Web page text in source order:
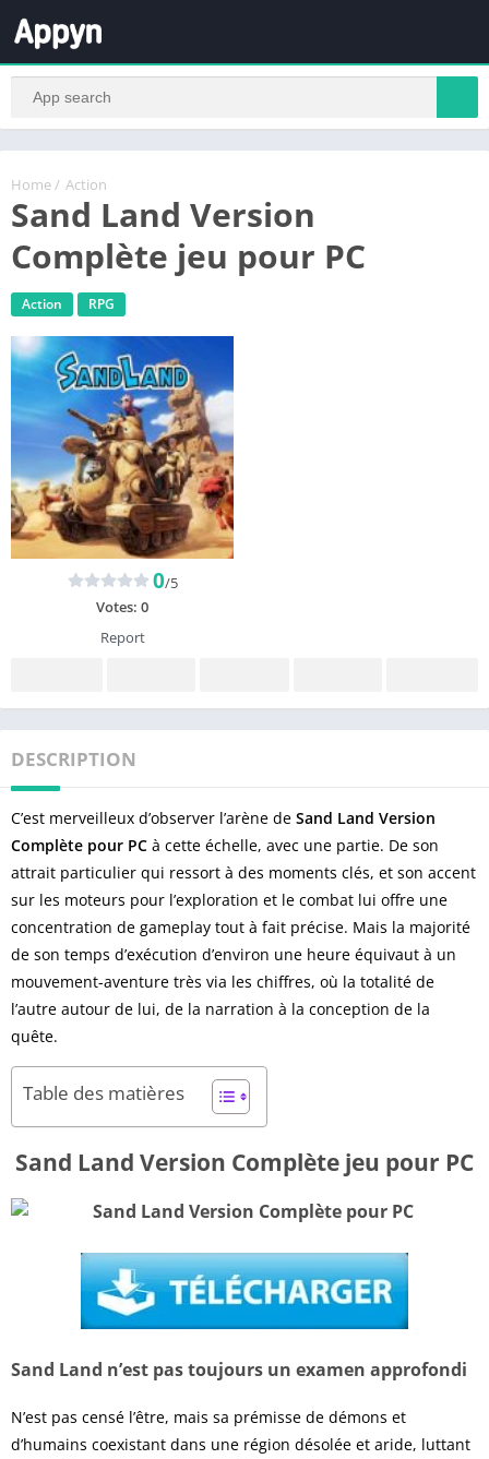
Home / Action
Sand Land Version
Complète jeu pour PC
Action RPG
0/5
Votes: 0
Report
DESCRIPTION
C’est merveilleux d’observer l’arène de Sand Land Version
Complète pour PC à cette échelle, avec une partie. De son
attrait particulier qui ressort à des moments clés, et son accent
sur les moteurs pour l’exploration et le combat lui offre une
concentration de gameplay tout à fait précise. Mais la majorité
de son temps d’exécution d’environ une heure équivaut à un
mouvement-aventure très via les chiffres, où la totalité de
l’autre autour de lui, de la narration à la conception de la
quête.
Table des matières
Sand Land Version Complète jeu pour PC
Sand Land n’est pas toujours un examen approfondi
N’est pas censé l’être, mais sa prémisse de démons et
d’humains coexistant dans une région désolée et aride, luttant